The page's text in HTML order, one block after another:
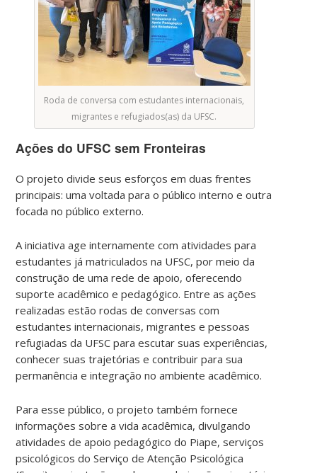
Roda de conversa com estudantes internacionais,
migrantes e refugiados(as) da UFSC.
Ações do UFSC sem Fronteiras
O projeto divide seus esforços em duas frentes
principais: uma voltada para o público interno e outra
focada no público externo.
A iniciativa age internamente com atividades para
estudantes já matriculados na UFSC, por meio da
construção de uma rede de apoio, oferecendo
suporte acadêmico e pedagógico. Entre as ações
realizadas estão rodas de conversas com
estudantes internacionais, migrantes e pessoas
refugiadas da UFSC para escutar suas experiências,
conhecer suas trajetórias e contribuir para sua
permanência e integração no ambiente acadêmico.
Para esse público, o projeto também fornece
informações sobre a vida acadêmica, divulgando
atividades de apoio pedagógico do Piape, serviços
psicológicos do Serviço de Atenção Psicológica